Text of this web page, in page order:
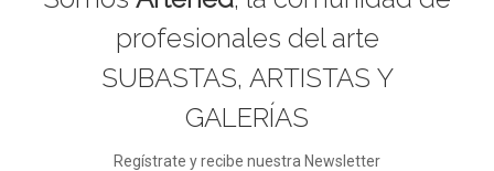
profesionales del arte
SUBASTAS, ARTISTAS Y
GALERÍAS
Regístrate y recibe nuestra Newsletter